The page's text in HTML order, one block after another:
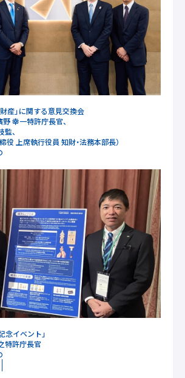
産」に関する意見交換会
幸一特許庁長官、
、
役 上席執行役員 知財・法務本部長）
念イベント」
特許庁長官